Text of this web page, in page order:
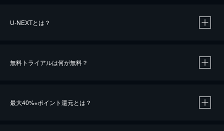
U-NEXTとは？
無料トライアルは何が無料？
最大40%※ポイント還元とは？